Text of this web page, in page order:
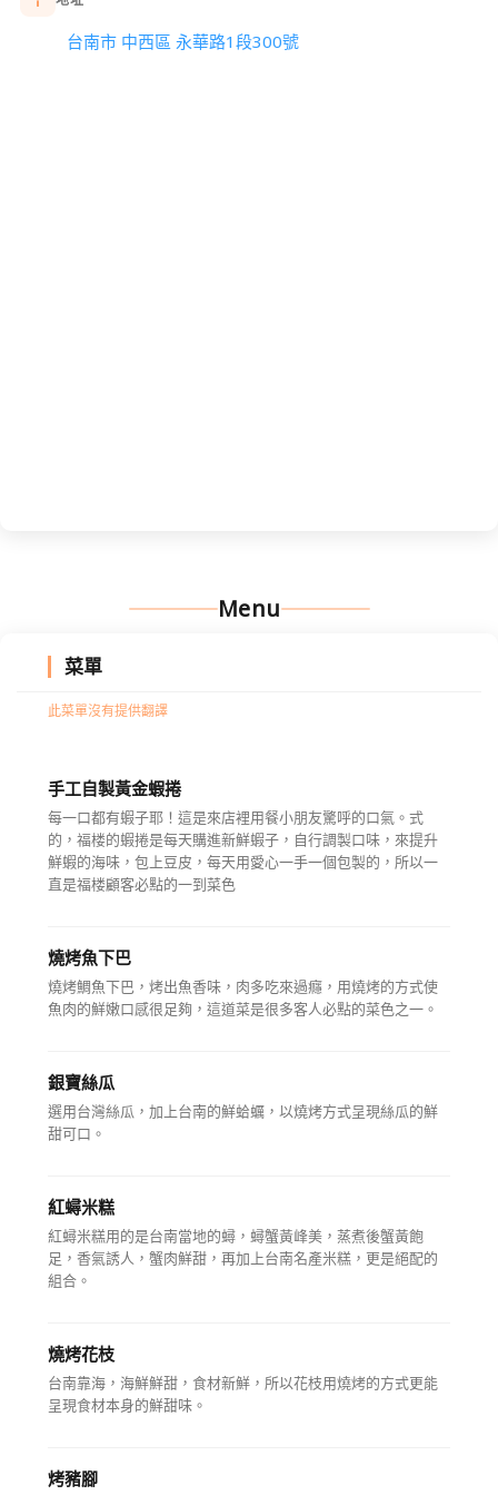
台南市 中西區 永華路1段300號
Menu
菜單
此菜單沒有提供翻譯
手工自製黃金蝦捲
每一口都有蝦子耶！這是來店裡用餐小朋友驚呼的口氣。式
的，福楼的蝦捲是每天購進新鮮蝦子，自行調製口味，來提升
鮮蝦的海味，包上豆皮，每天用愛心一手一個包製的，所以一
直是福楼顧客必點的一到菜色
燒烤魚下巴
燒烤鯛魚下巴，烤出魚香味，肉多吃來過癮，用燒烤的方式使
魚肉的鮮嫩口感很足夠，這道菜是很多客人必點的菜色之一。
銀寶絲瓜
選用台灣絲瓜，加上台南的鮮蛤蠣，以燒烤方式呈現絲瓜的鮮
甜可口。
紅蟳米糕
紅蟳米糕用的是台南當地的蟳，蟳蟹黃峰美，蒸煮後蟹黃飽
足，香氣誘人，蟹肉鮮甜，再加上台南名產米糕，更是絕配的
組合。
燒烤花枝
台南靠海，海鮮鮮甜，食材新鮮，所以花枝用燒烤的方式更能
呈現食材本身的鮮甜味。
烤豬腳